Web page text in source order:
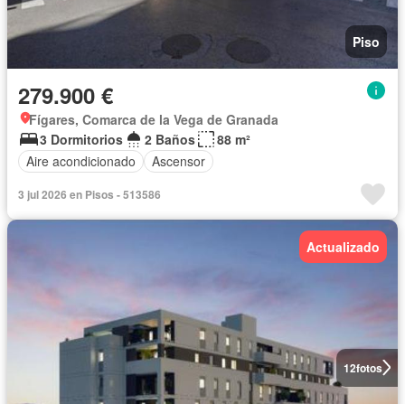
Piso
279.900 €
Fígares, Comarca de la Vega de Granada
3 Dormitorios
2 Baños
88 m²
Aire acondicionado
Ascensor
3 jul 2026 en Pisos - 513586
12fotos
Actualizado